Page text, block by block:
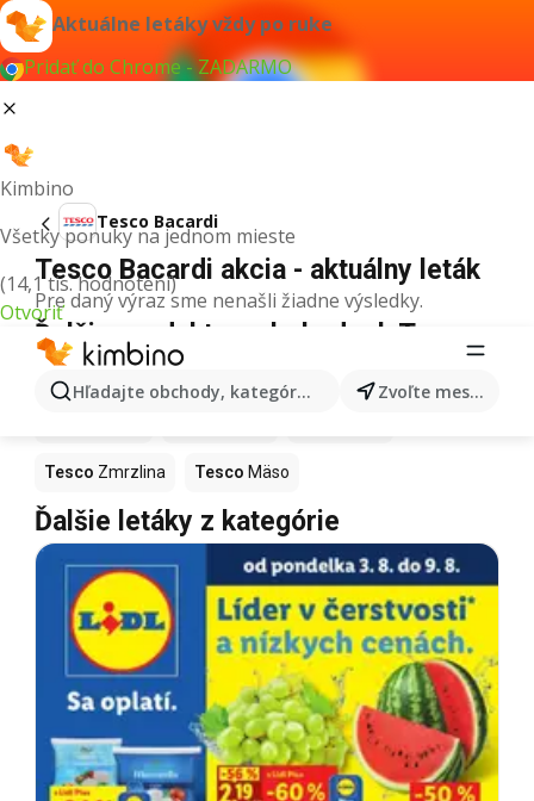
Aktuálne letáky vždy po ruke
Pridať do Chrome - ZADARMO
Kimbino
Všetky ponuky na jednom mieste
(14,1 tis. hodnotení)
Otvoriť
Hľadajte obchody, kategórie, produkty... Zvoľte mesto
Tesco Bacardi
Tesco Bacardi akcia - aktuálny leták
Pre daný výraz sme nenašli žiadne výsledky.
Ďalšie produkty v obchodoch Tesco
Tesco Zmrzlina Tesco Mäso
Ďalšie letáky z kategórie